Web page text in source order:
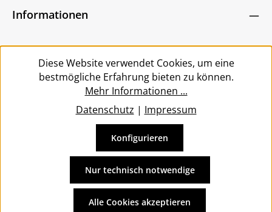
bin mit ihnen einverstanden.
Zeichen ein*
Informationen
Service
Vertrag widerrufen
und ggf. Nachnahmegebühren, wenn nicht anders
angegeben.
Diese Website verwendet Cookies, um eine
bestmögliche Erfahrung bieten zu können.
Mehr Informationen ...
Datenschutz | Impressum
Nur technisch notwendige
Konfigurieren
Alle Cookies akzeptieren